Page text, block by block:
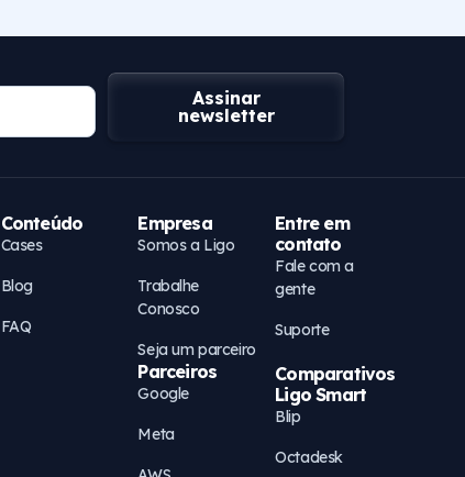
Assinar
newsletter
Conteúdo
Cases
Blog
FAQ
Empresa
Somos a Ligo
Trabalhe
Conosco
Seja um parceiro
Parceiros
Google
Meta
Entre em
contato
Fale com a
gente
Suporte
Comparativos
Ligo Smart
Blip
Octadesk